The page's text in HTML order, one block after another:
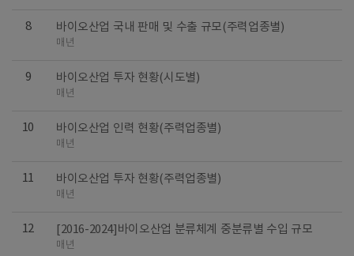
8 바이오산업 국내 판매 및 수출 규모(주력업종별)
매년
9 바이오산업 투자 현황(시도별)
매년
10 바이오산업 인력 현황(주력업종별)
매년
11 바이오산업 투자 현황(주력업종별)
매년
12 [2016-2024]바이오산업 분류체계 중분류별 수입 규모
매년